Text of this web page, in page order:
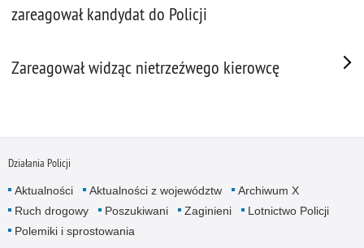
zareagował kandydat do Policji
Zareagował widząc nietrzeźwego kierowcę
Działania Policji
Aktualności Aktualności z województw
Archiwum X
Ruch drogowy
Poszukiwani Zaginieni
Lotnictwo Policji
Polemiki i sprostowania